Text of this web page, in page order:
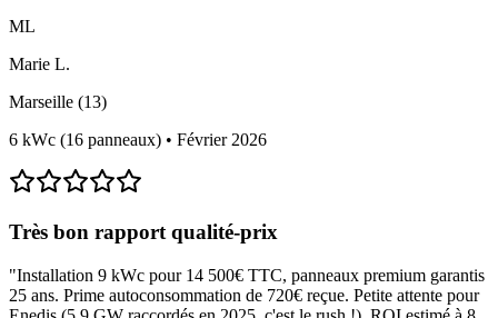
ML
Marie L.
Marseille (13)
6 kWc (16 panneaux) • Février 2026
Très bon rapport qualité-prix
"Installation 9 kWc pour 14 500€ TTC, panneaux premium garantis
25 ans. Prime autoconsommation de 720€ reçue. Petite attente pour